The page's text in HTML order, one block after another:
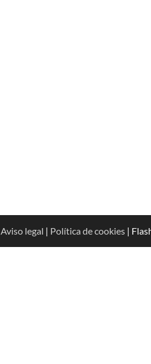
Aviso legal | Política de cookies|